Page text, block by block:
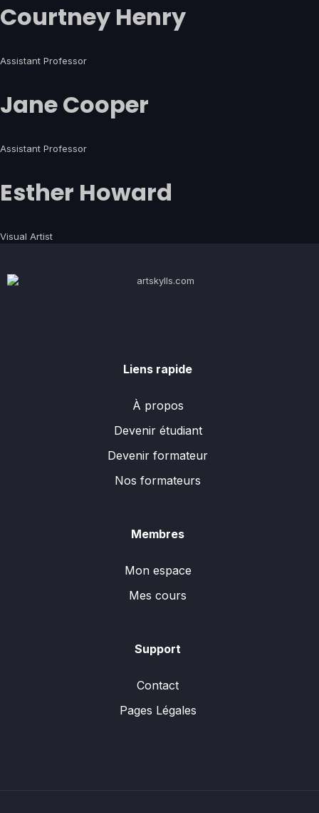
Courtney Henry
Assistant Professor
Jane Cooper
Assistant Professor
Esther Howard
Visual Artist
Liens rapide
À propos
Devenir étudiant
Devenir formateur
Nos formateurs
Membres
Mon espace
Mes cours
Support
Contact
Pages Légales